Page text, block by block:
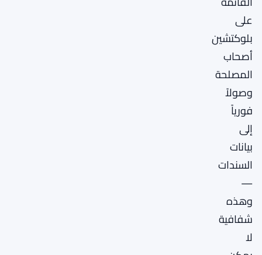
على
بلوكتشين
أصحاب
المصلحة
وصولاً
فورياً
إلى
بيانات
السندات
—
وهذه
شفافية
لا